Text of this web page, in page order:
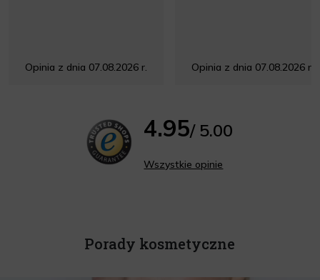
Opinia z dnia 07.08.2026 r. Opinia z dnia 07.08.2026 r.
4.95/ 5.00
Wszystkie opinie
Porady kosmetyczne